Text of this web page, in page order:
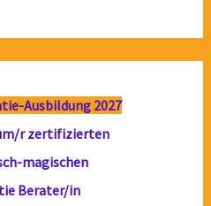
Ausbildung 2027
r zertifizierten
magischen
Berater/in